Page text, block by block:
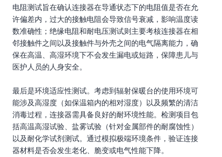
电阻测试旨在确认连接器在导通状态下的电阻值是否在允
许偏差内，过大的接触电阻会导致信号衰减，影响温度读
数准确性；绝缘电阻和耐电压测试则主要考核连接器在相
邻接触件之间以及接触件与外壳之间的电气隔离能力，确
保在高温、高湿环境下不会发生漏电或短路，保障患儿与
医护人员的人身安全。
最后是环境适应性测试。考虑到辐射保暖台的使用环境可
能涉及高湿度（如保温箱内的相对湿度）以及频繁的清洁
消毒过程，连接器需具备良好的耐环境性能。检测项目包
括高温高湿试验、盐雾试验（针对金属部件的耐腐蚀性）
以及耐化学试剂测试。通过模拟极端环境条件，验证连接
器材料是否会发生老化、脆变或电气性能下降。